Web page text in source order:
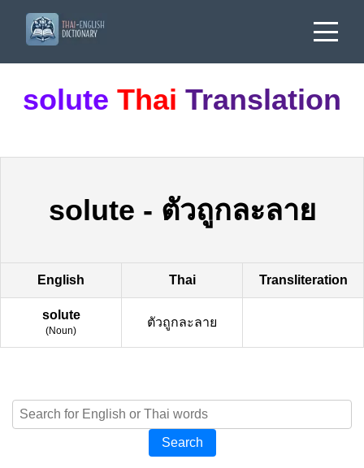
solute Thai Translation
solute - ตัวถูกละลาย
English Thai Transliteration
solute
(Noun)
ตัวถูกละลาย
Search